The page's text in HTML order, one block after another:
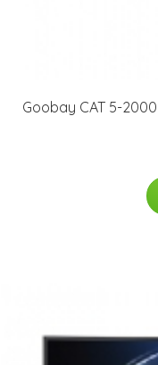
Goobay CAT 5-